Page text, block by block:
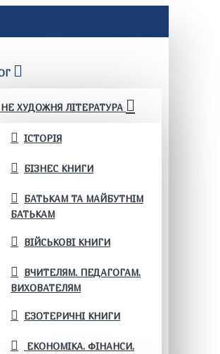
НЕ ХУДОЖНЯ ЛІТЕРАТУРА
ІСТОРІЯ
БІЗНЕС КНИГИ
БАТЬКАМ ТА МАЙБУТНІМ
БАТЬКАМ
ВІЙСЬКОВІ КНИГИ
ВЧИТЕЛЯМ. ПЕДАГОГАМ.
ВИХОВАТЕЛЯМ
ЕЗОТЕРИЧНІ КНИГИ
ЕКОНОМІКА. ФІНАНСИ.